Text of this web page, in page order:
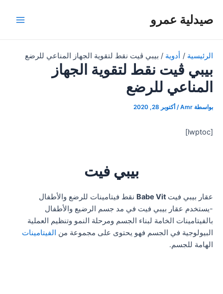
صيدلية عمرو
الرئيسية أدوية بيبي ڤيت نقط لتقوية الجهاز المناعي للرضع
بيبي ڤيت نقط لتقوية الجهاز
المناعي للرضع
بواسطة Amr
/ أكتوبر 28, 2020
[lwptoc]
بيبي فيت
عقار بيبي فيت
نقط فيتامينات للرضع والأطفال
-يستخدم عقار بيبي فيت في مد جسم الرضيع والأطفال
بالفيتامينات الخامة لبناء الجسم ومرحلة النمو وتنظيم العملية
البيولوجية في الجسم فهو يحتوى على مجموعة من الفيتامينات
الهامة للجسم.